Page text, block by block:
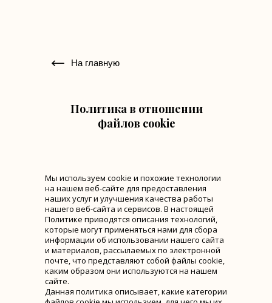
На главную
Политика в отношении
файлов cookie
Мы используем cookie и похожие технологии
на нашем веб-сайте для предоставления
наших услуг и улучшения качества работы
нашего веб-сайта и сервисов. В настоящей
Политике приводятся описания технологий,
которые могут применяться нами для сбора
информации об использовании нашего сайта
и материалов, рассылаемых по электронной
почте, что представляют собой файлы cookie,
каким образом они используются на нашем
сайте.
Данная политика описывает, какие категории